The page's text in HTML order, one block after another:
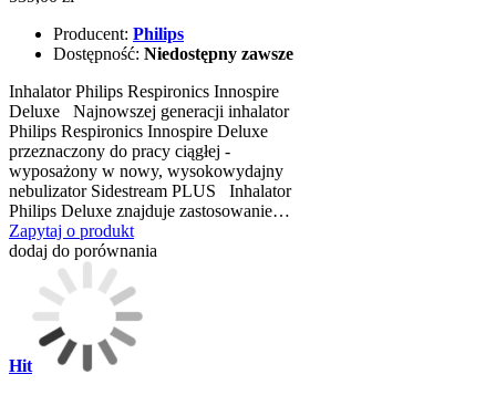
Producent: Philips
Dostępność: Niedostępny zawsze
Inhalator Philips Respironics Innospire
Deluxe Najnowszej generacji inhalator
Philips Respironics Innospire Deluxe
przeznaczony do pracy ciągłej -
wyposażony w nowy, wysokowydajny
nebulizator Sidestream PLUS Inhalator
Philips Deluxe znajduje zastosowanie…
Zapytaj o produkt
dodaj do porównania
Hit